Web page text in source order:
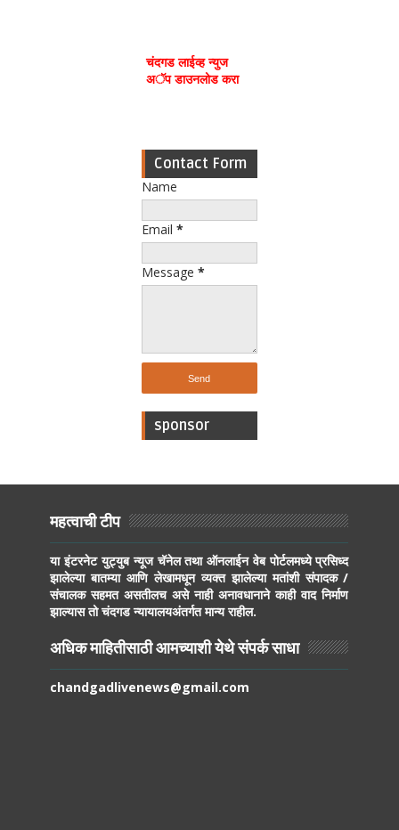
चंदगड लाईव्ह न्युज
अॅप डाउनलोड करा
Contact Form
Name
Email *
Message *
sponsor
महत्वाची टीप
या इंटरनेट युट्युब न्यूज चॅनेल तथा ऑनलाईन वेब पोर्टलमध्ये प्रसिध्द
झालेल्या बातम्या आणि लेखामधून व्यक्त झालेल्या मतांशी संपादक /
संचालक सहमत असतीलच असे नाही अनावधानाने काही वाद निर्माण
झाल्यास तो चंदगड न्यायालयअंतर्गत मान्य राहील.
अधिक माहितीसाठी आमच्याशी येथे संपर्क साधा
chandgadlivenews@gmail.com